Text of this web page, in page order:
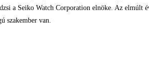
a Seiko Watch Corporation elnöke. Az elmúlt
szakember van.